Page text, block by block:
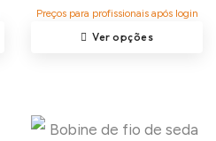
Preços para profissionais após login
Ver opções